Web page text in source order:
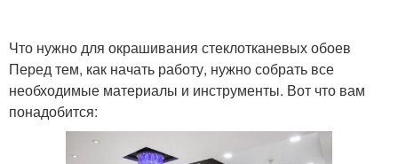
Что нужно для окрашивания стеклотканевых обоев
Перед тем, как начать работу, нужно собрать все
необходимые материалы и инструменты. Вот что вам
понадобится: